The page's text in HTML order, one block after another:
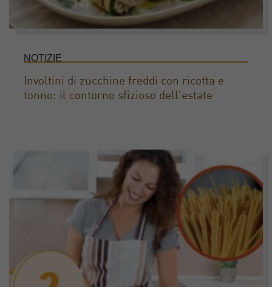
NOTIZIE
Involtini di zucchine freddi con ricotta e
tonno: il contorno sfizioso dell’estate